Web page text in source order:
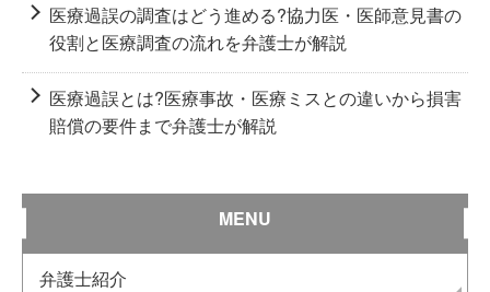
医療過誤の調査はどう進める?協力医・医師意見書の
役割と医療調査の流れを弁護士が解説
医療過誤とは?医療事故・医療ミスとの違いから損害
賠償の要件まで弁護士が解説
MENU
弁護士紹介